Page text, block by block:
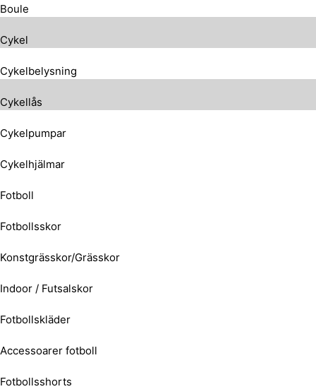
Boule
Cykel
Cykelbelysning
Cykellås
Cykelpumpar
Cykelhjälmar
Fotboll
Fotbollsskor
Konstgrässkor/Grässkor
Indoor / Futsalskor
Fotbollskläder
Accessoarer fotboll
Fotbollsshorts